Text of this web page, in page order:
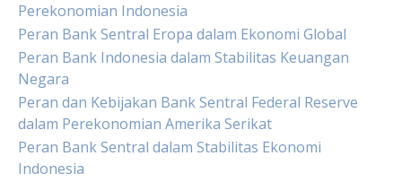
Perekonomian Indonesia
Peran Bank Sentral Eropa dalam Ekonomi Global
Peran Bank Indonesia dalam Stabilitas Keuangan
Negara
Peran dan Kebijakan Bank Sentral Federal Reserve
dalam Perekonomian Amerika Serikat
Peran Bank Sentral dalam Stabilitas Ekonomi
Indonesia